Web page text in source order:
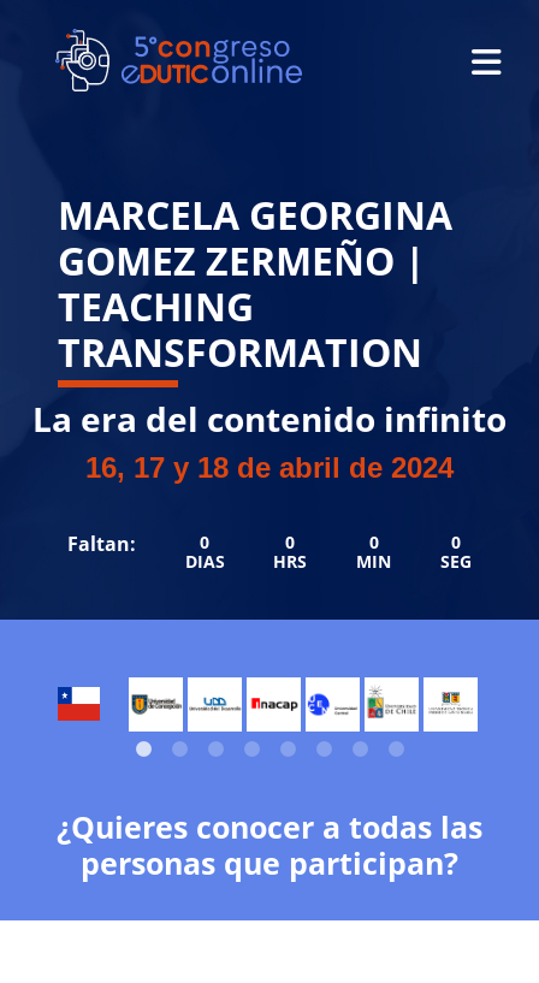
MARCELA GEORGINA
GOMEZ ZERMEÑO |
TEACHING
TRANSFORMATION
La era del contenido infinito
16, 17 y 18 de abril de 2024
Faltan:
0
DIAS
0
HRS
0
MIN
0
SEG
¿Quieres conocer a todas las
personas que participan?